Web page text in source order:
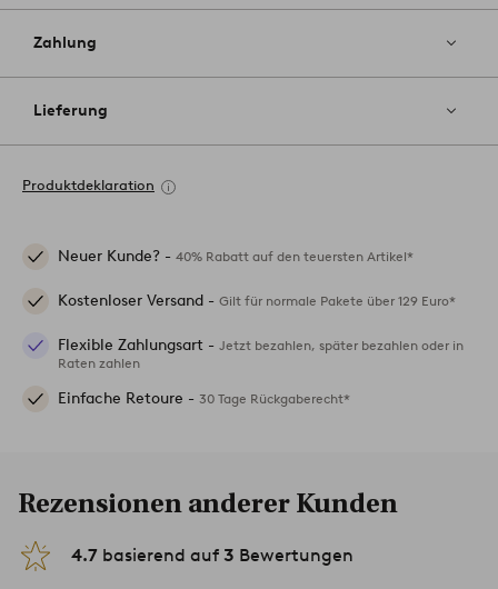
Zahlung
Lieferung
Produktdeklaration
Neuer Kunde? - 40% Rabatt auf den teuersten Artikel*
Kostenloser Versand - Gilt für normale Pakete über 129 Euro*
Flexible Zahlungsart - Jetzt bezahlen, später bezahlen oder in
Raten zahlen
Einfache Retoure - 30 Tage Rückgaberecht*
Rezensionen anderer Kunden
4.7 basierend auf 3 Bewertungen